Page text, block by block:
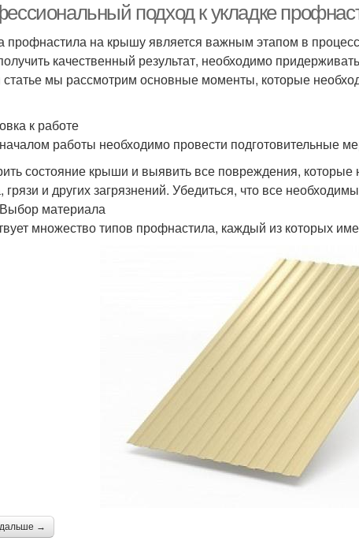
подход к укладке
профнастила на крышу является важным этапом в
качественный результат, необходимо
мы рассмотрим основные моменты, которые
к работе
работы необходимо провести подготовительные
состояние крыши и выявить все повреждения, которые
грязи и других загрязнений. Убедиться, что все
материала
множество типов профнастила, каждый из которых
дальше →